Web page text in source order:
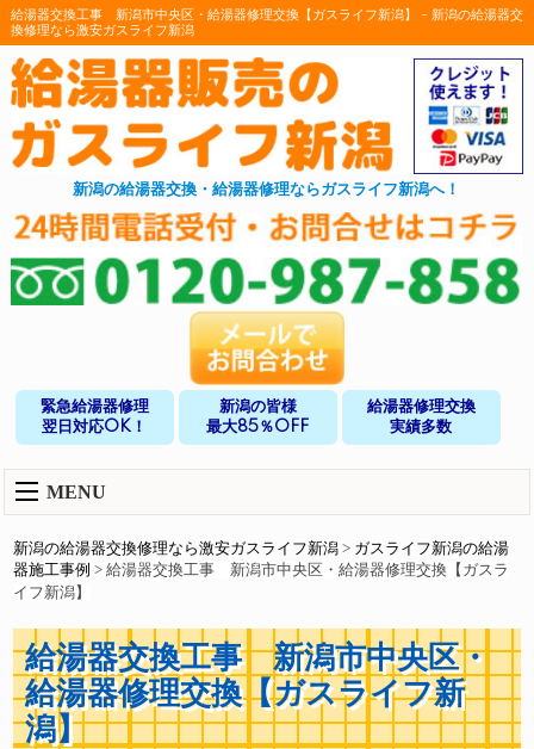
給湯器交換工事 新潟市中央区・給湯器修理交換【ガスライフ新潟】 - 新潟の給湯器交
換修理なら激安ガスライフ新潟
新潟の給湯器交換・給湯器修理ならガスライフ新潟へ！
緊急給湯器修理
翌日対応OK！
新潟の皆様
最大85％OFF
給湯器修理交換
実績多数
MENU
新潟の給湯器交換修理なら激安ガスライフ新潟 > ガスライフ新潟の給湯
器施工事例 >給湯器交換工事 新潟市中央区・給湯器修理交換【ガスラ
イフ新潟】
給湯器交換工事 新潟市中央区・
給湯器修理交換【ガスライフ新
潟】